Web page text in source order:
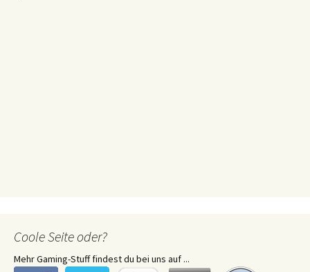
Coole Seite oder?
Mehr Gaming-Stuff findest du bei uns auf ...